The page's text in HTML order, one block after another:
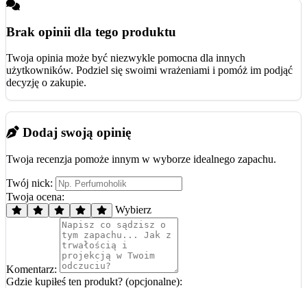
Brak opinii dla tego produktu
Twoja opinia może być niezwykle pomocna dla innych
użytkowników. Podziel się swoimi wrażeniami i pomóż im podjąć
decyzję o zakupie.
Dodaj swoją opinię
Twoja recenzja pomoże innym w wyborze idealnego zapachu.
Twój nick:
Twoja ocena:
Wybierz
Komentarz:
Gdzie kupiłeś ten produkt? (opcjonalne):